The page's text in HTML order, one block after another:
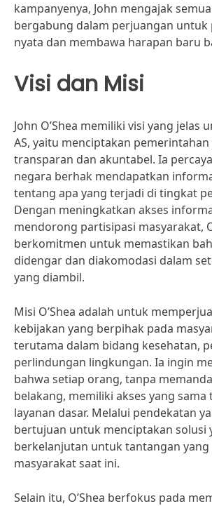
kampanyenya, John mengajak
bergabung dalam perjuangan untuk
nyata dan membawa harapan baru
Visi dan Misi
John O’Shea memiliki visi yang jelas
AS, yaitu menciptakan
transparan dan akuntabel. Ia
negara berhak mendapatkan
tentang apa yang terjadi di tingkat
Dengan meningkatkan akses
mendorong partisipasi masyarakat,
berkomitmen untuk memastikan
didengar dan diakomodasi dalam
yang diambil.
Misi O’Shea adalah untuk
kebijakan yang berpihak pada
terutama dalam bidang kesehatan,
perlindungan lingkungan. Ia ingin
bahwa setiap orang, tanpa
belakang, memiliki akses yang sama
layanan dasar. Melalui pendekatan
bertujuan untuk menciptakan solusi
berkelanjutan untuk tantangan yang
masyarakat saat ini.
Selain itu, O’Shea berfokus pada